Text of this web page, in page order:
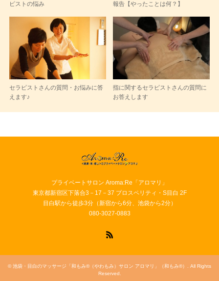
ピストの悩み
報告【やったことは何？】
セラピストさんの質問・お悩みに答
えます♪
指に関するセラピストさんの質問に
お答えします
プライベートサロン Aroma:Re「アロマリ」
東京都新宿区下落合3－17－37 プロスペリティ・S目白 2F
目白駅から徒歩3分（新宿から6分、池袋から2分）
080-3027-0883
©池袋・目白のマッサージ「和もみ®（やわもみ）サロン アロマリ」（和もみ®）
. All Rights
Reserved.